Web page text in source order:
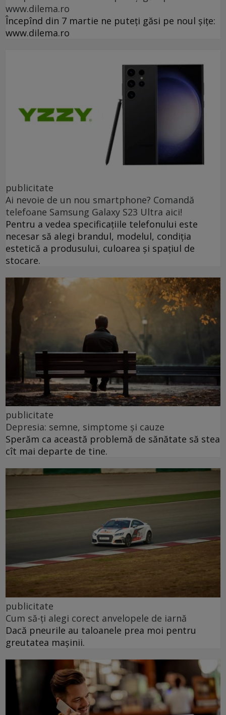
www.dilema.ro
Începînd din 7 martie ne puteți găsi pe noul șițe:
www.dilema.ro
publicitate
Ai nevoie de un nou smartphone? Comandă
telefoane Samsung Galaxy S23 Ultra aici!
Pentru a vedea specificațiile telefonului este
necesar să alegi brandul, modelul, condiția
estetică a produsului, culoarea și spațiul de
stocare.
publicitate
Depresia: semne, simptome și cauze
Sperăm ca această problemă de sănătate să stea
cît mai departe de tine.
publicitate
Cum să-ți alegi corect anvelopele de iarnă
Dacă pneurile au taloanele prea moi pentru
greutatea mașinii.